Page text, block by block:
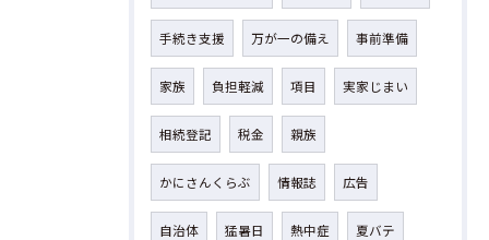
手続き支援 万が一の備え 事前準備
家族 負担軽減 項目 実家じまい
相続登記 税金 親族
かにさんくらぶ 情報誌 広告
自治体 猛暑日 熱中症 夏バテ